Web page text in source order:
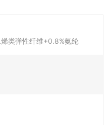
类弹性纤维+0.8%氨纶